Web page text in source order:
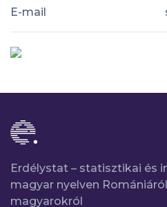
E-mail
Erdélystat – statisztikai és
magyar nyelven
magyarokról